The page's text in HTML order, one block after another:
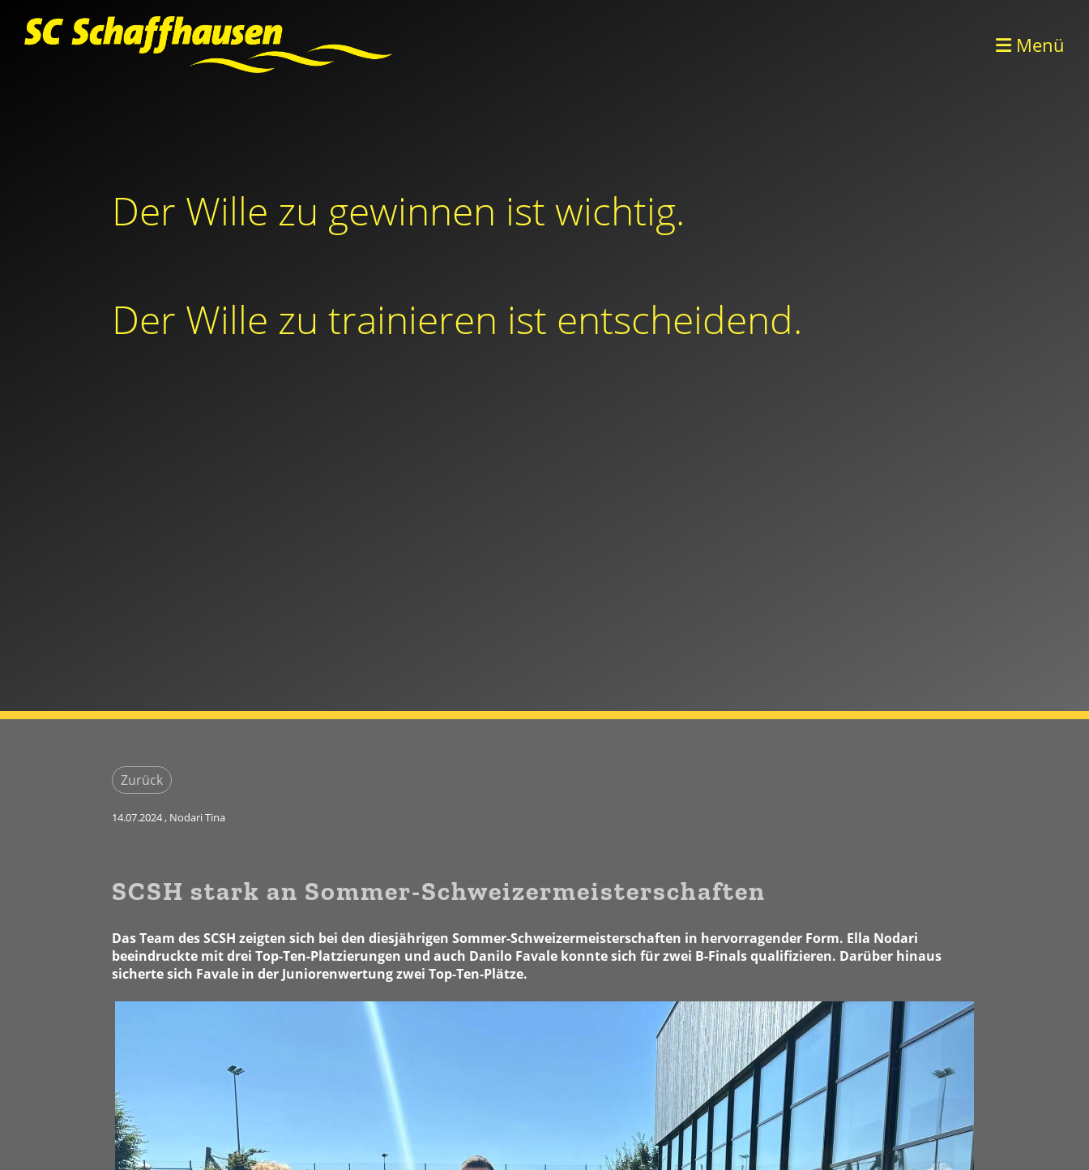
Menü
Der Wille zu gewinnen ist wichtig.
Der Wille zu trainieren ist entscheidend.
Zurück
14.07.2024, Nodari Tina
SCSH stark an Sommer-Schweizermeisterschaften
Das Team des SCSH zeigten sich bei den diesjährigen Sommer-Schweizermeisterschaften in hervorragender Form. Ella Nodari
beeindruckte mit drei Top-Ten-Platzierungen und auch Danilo Favale konnte sich für zwei B-Finals qualifizieren. Darüber hinaus
sicherte sich Favale in der Juniorenwertung zwei Top-Ten-Plätze.